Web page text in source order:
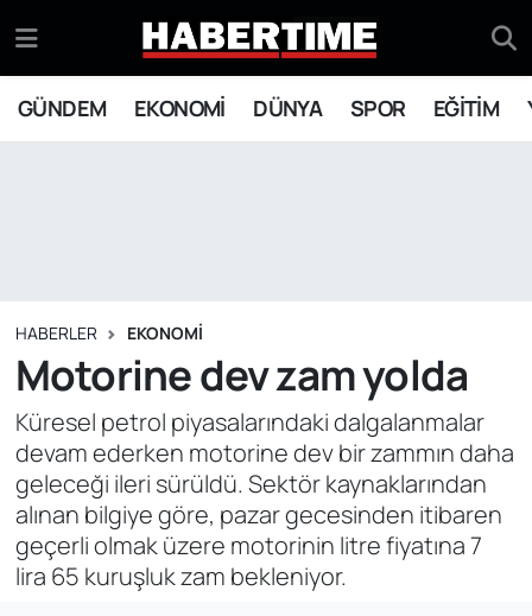
GÜNDEM EKONOMİ DÜNYA SPOR EĞİTİM
HABERLER EKONOMİ
Motorine dev zam yolda
Küresel petrol piyasalarındaki dalgalanmalar
devam ederken motorine dev bir zammın daha
geleceği ileri sürüldü. Sektör kaynaklarından
alınan bilgiye göre, pazar gecesinden itibaren
geçerli olmak üzere motorinin litre fiyatına 7
lira 65 kuruşluk zam bekleniyor.
EKONOMİ
EĞİTİM
YAŞAM
SİYASET
ASAYİŞ
SAĞLIK
Eskişehir Nöbetçi Eczaneler
Eskişehir Hava Durumu
Süper Lig Puan Durumu ve Fikstür
Tüm Manşetler
Son Dakika Haberleri
Haber Arşivi